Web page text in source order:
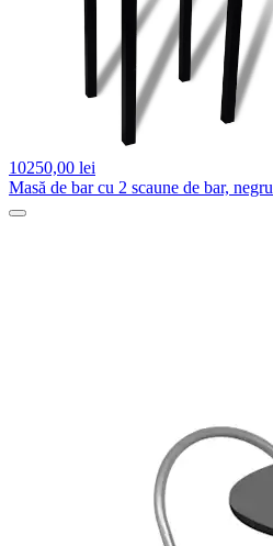
10250,00 lei
Masă de bar cu 2 scaune de bar, negru